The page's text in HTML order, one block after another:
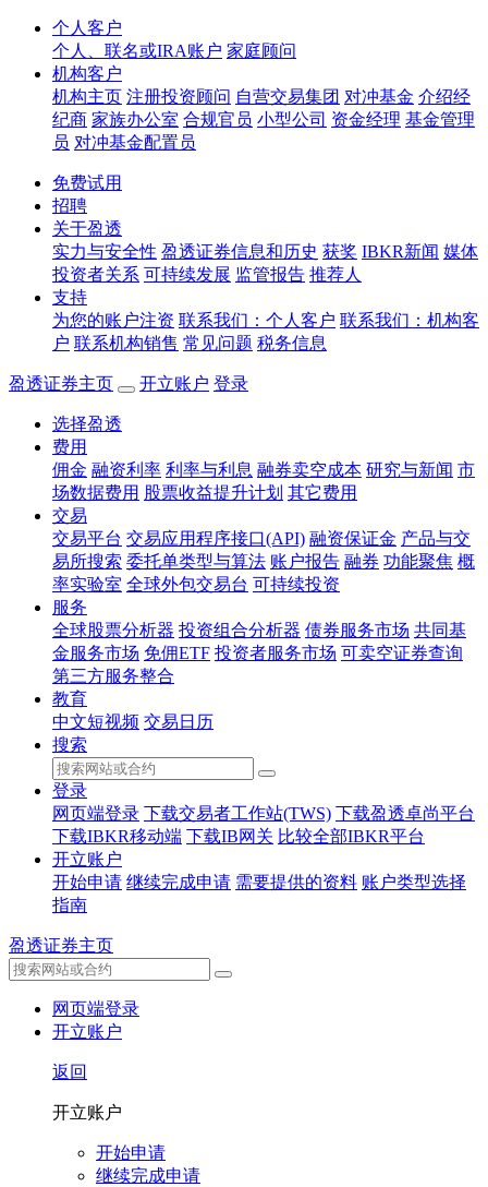
个人客户
个人、联名或IRA账户 家庭顾问
机构客户
机构主页 注册投资顾问 自营交易集团 对冲基金 介绍经
纪商 家族办公室 合规官员 小型公司 资金经理 基金管理
员 对冲基金配置员
免费试用
招聘
关于盈透
实力与安全性 盈透证券信息和历史 获奖 IBKR新闻 媒体
投资者关系 可持续发展 监管报告 推荐人
支持
为您的账户注资 联系我们：个人客户 联系我们：机构客
户 联系机构销售 常见问题 税务信息
盈透证券主页 开立账户 登录
选择盈透
费用
佣金 融资利率 利率与利息 融券卖空成本 研究与新闻 市
场数据费用 股票收益提升计划 其它费用
交易
交易平台 交易应用程序接口(API) 融资保证金 产品与交
易所搜索 委托单类型与算法 账户报告 融券 功能聚焦 概
率实验室 全球外包交易台 可持续投资
服务
全球股票分析器 投资组合分析器 债券服务市场 共同基
金服务市场 免佣ETF 投资者服务市场 可卖空证券查询
第三方服务整合
教育
中文短视频 交易日历
搜索
登录
网页端登录 下载交易者工作站(TWS) 下载盈透卓尚平台
下载IBKR移动端 下载IB网关 比较全部IBKR平台
开立账户
开始申请 继续完成申请 需要提供的资料 账户类型选择
指南
盈透证券主页
网页端登录
开立账户
返回
开立账户
开始申请
继续完成申请